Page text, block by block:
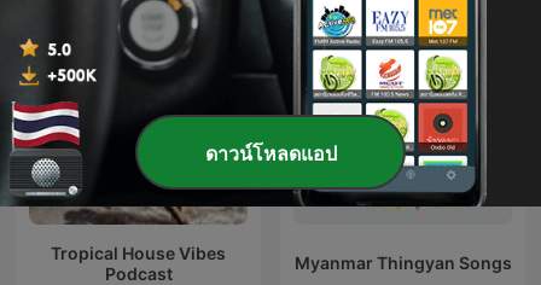
Tropical House Vibes
Podcast
Myanmar Thingyan Songs
ดาวน์โหลดแอป